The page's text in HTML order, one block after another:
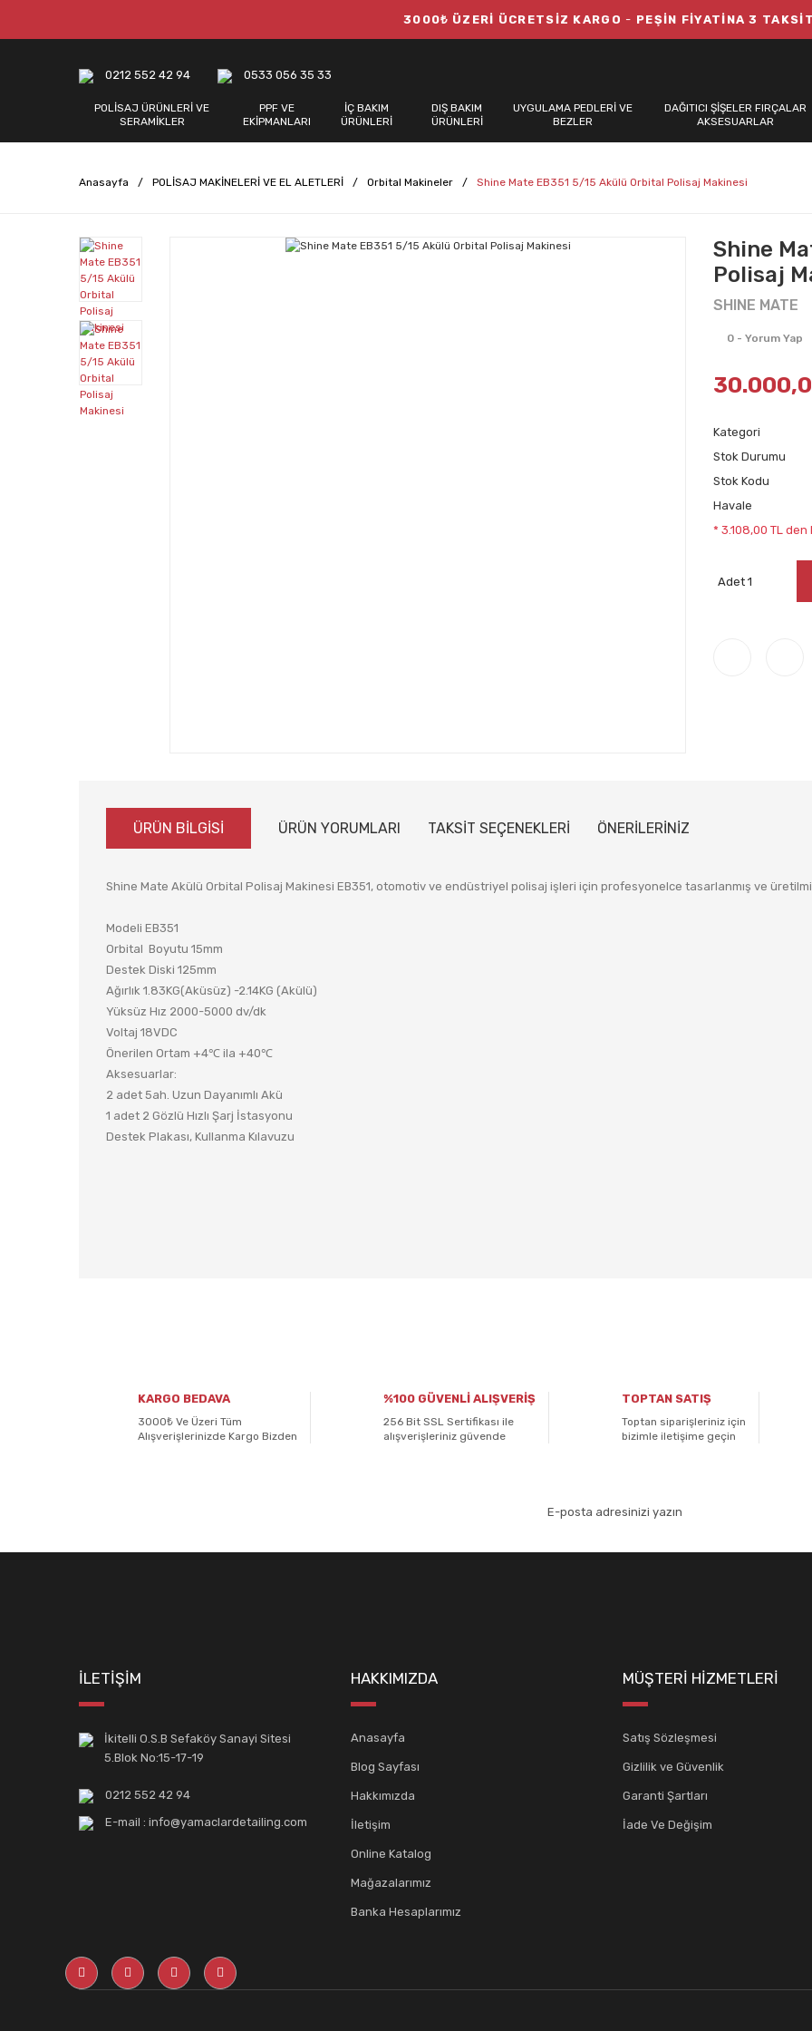
3000₺ ÜZERİ ÜCRETSİZ KARGO - PEŞİN FİYATİNA 3
0212 552 42 94 0533 056 35 33
POLİSAJ ÜRÜNLERİ VE
SERAMİKLER
PPF VE
EKİPMANLARI
İÇ BAKIM
ÜRÜNLERİ
DIŞ BAKIM
ÜRÜNLERİ
UYGULAMA PEDLERİ VE
BEZLER
DAĞITICI ŞİŞELER FIRÇALAR
AKSESUARLAR
Anasayfa POLİSAJ MAKİNELERİ VE EL ALETLERİ Orbital Makineler Shine Mate EB351 5/15 Akülü Orbital Polisaj Makinesi
Shine
Polisaj
SHINE MATE
0 - Yorum Yap
Kategori
Stok Durumu
Stok Kodu
Havale
* 3.108,00 TL
ÜRÜN BİLGİSİ ÜRÜN YORUMLARI TAKSİT SEÇENEKLERİ ÖNERİLERİNİZ
Shine Mate Akülü Orbital Polisaj Makinesi EB351, otomotiv ve endüstriyel polisaj işleri için profesyonelce tasarlanmış ve
Modeli EB351
Orbital Boyutu 15mm
Destek Diski 125mm
Ağırlık 1.83KG(Aküsüz) -2.14KG (Akülü)
Yüksüz Hız 2000-5000 dv/dk
Voltaj 18VDC
Önerilen Ortam +4℃ ila +40℃
Aksesuarlar:
2 adet 5ah. Uzun Dayanımlı Akü
1 adet 2 Gözlü Hızlı Şarj İstasyonu
Destek Plakası, Kullanma Kılavuzu
Yorum Yaz
Ürün açıklamasında eksik bilgiler bulunuyor.
Ürün bilgilerinde hatalar bulunuyor.
KARGO BEDAVA
3000₺ Ve Üzeri Tüm
Alışverişlerinizde Kargo Bizden
%100 GÜVENLİ ALIŞVERİŞ
256 Bit SSL Sertifikası ile
alışverişleriniz güvende
TOPTAN SATIŞ
Toptan siparişleriniz için
bizimle iletişime geçin
İLETİŞİM
İkitelli O.S.B Sefaköy Sanayi Sitesi
5.Blok No:15-17-19
0212 552 42 94
E-mail : info@yamaclardetailing.com
HAKKIMIZDA
Anasayfa
Blog Sayfası
Hakkımızda
İletişim
Online Katalog
Mağazalarımız
Banka Hesaplarımız
MÜŞTERİ HİZMETLERİ
Satış Sözleşmesi
Gizlilik ve Güvenlik
Garanti Şartları
İade Ve Değişim